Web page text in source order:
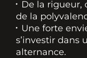
De la rigueur,
de la
Une forte
s’investir dans
alternance.